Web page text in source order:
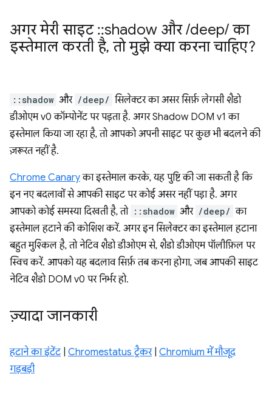
अगर मेरी साइट ::shadow और/deep/ का
इस्तेमाल करती है, तो मुझे क्या करना चाहिए?
::shadow और /deep/ सिलेक्टर का असर सिर्फ़ लेगसी शैडो
डीओएम v0 कॉम्पोनेंट पर पड़ता है. अगर Shadow DOM v1 का
इस्तेमाल किया जा रहा है, तो आपको अपनी साइट पर कुछ भी बदलने की
ज़रूरत नहीं है.
Chrome Canaryका इस्तेमाल करके, यह पुष्टि की जा सकती है कि
इन नए बदलावों से आपकी साइट पर कोई असर नहीं पड़ा है. अगर
आपको कोई समस्या दिखती है, तो ::shadow और /deep/ का
इस्तेमाल हटाने की कोशिश करें. अगर इन सिलेक्टर का इस्तेमाल हटाना
बहुत मुश्किल है, तो नेटिव शैडो डीओएम से, शैडो डीओएम पॉलीफ़िल पर
स्विच करें. आपको यह बदलाव सिर्फ़ तब करना होगा, जब आपकी साइट
नेटिव शैडो DOM v0 पर निर्भर हो.
ज़्यादा जानकारी
हटाने का इंटेंट| Chromestatus ट्रैकर| Chromium में मौजूद
गड़बड़ी